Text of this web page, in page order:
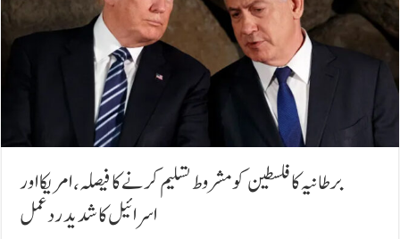
برطانیہ کا فلسطین کو مشروط تسلیم کرنے کا فیصلہ، امریکا اور
اسرائیل کا شدید ردعمل